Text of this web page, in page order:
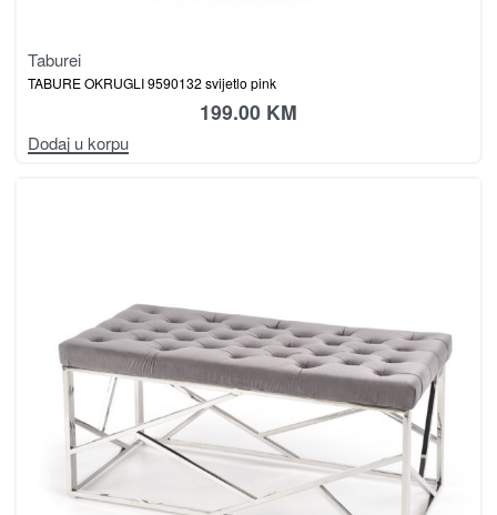
Taburei
TABURE OKRUGLI 9590132 svijetlo pink
199.00 KM
Dodaj u korpu